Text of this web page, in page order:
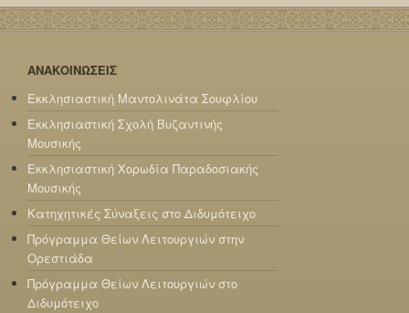
ΑΝΑΚΟΙΝΩΣΕΙΣ
Εκκλησιαστική Μαντολινάτα Σουφλίου
Εκκλησιαστική Σχολή Βυζαντινής
Μουσικής
Εκκλησιαστική Χορωδία Παραδοσιακής
Μουσικής
Κατηχητικές Σύναξεις στο Διδυμότειχο
Πρόγραμμα Θείων Λειτουργιών στην
Ορεστιάδα
Πρόγραμμα Θείων Λειτουργιών στο
Διδυμότειχο